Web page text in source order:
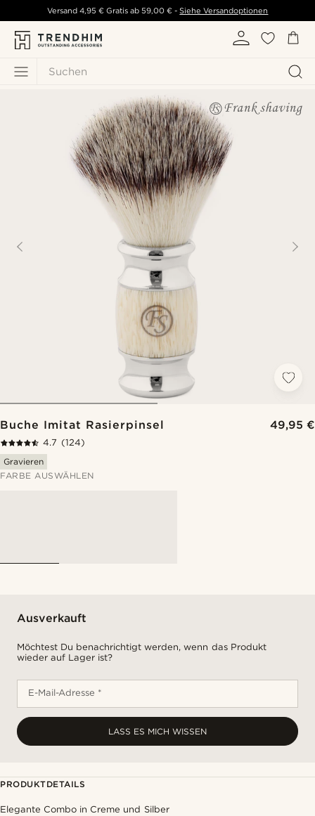
Suchen
Versand 4,95 € Gratis ab 59,00 € - Siehe Versandoptionen
Buche Imitat Rasierpinsel 49,95 €
4.7 (124)
Gravieren
FARBE AUSWÄHLEN
Ausverkauft
Möchtest Du benachrichtigt werden, wenn das Produkt
wieder auf Lager ist?
E-Mail-Adresse *
LASS ES MICH WISSEN
PRODUKTDETAILS
Elegante Combo in Creme und Silber